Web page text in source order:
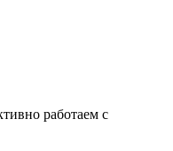
работаем с